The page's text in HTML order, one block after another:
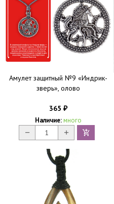
Амулет защитный №9 «Индрик-
зверь», олово
365 ₽
Наличие: много